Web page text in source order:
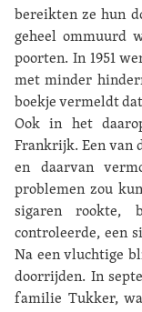
bereikten ze hun
geheel ommuurd
poorten. In 1951
met minder
boekje vermeldt
Ook in het
Frankrijk. Een van
en daarvan
problemen zou
sigaren rookte,
controleerde, een
Na een vluchtige
doorrijden. In
familie Tukker,